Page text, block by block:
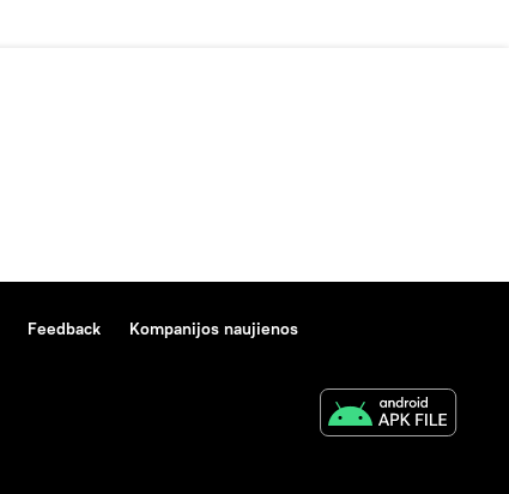
Feedback Kompanijos naujienos